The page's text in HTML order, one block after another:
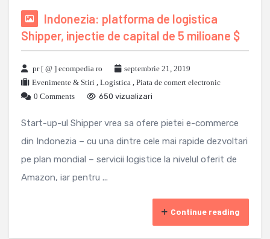
Indonezia: platforma de logistica
Shipper, injectie de capital de 5 milioane $
pr [ @ ] ecompedia ro
septembrie 21, 2019
Evenimente & Stiri , Logistica , Piata de comert electronic
0 Comments
650 vizualizari
Start-up-ul Shipper vrea sa ofere pietei e-commerce
din Indonezia – cu una dintre cele mai rapide dezvoltari
pe plan mondial – servicii logistice la nivelul oferit de
Amazon, iar pentru ...
Continue reading